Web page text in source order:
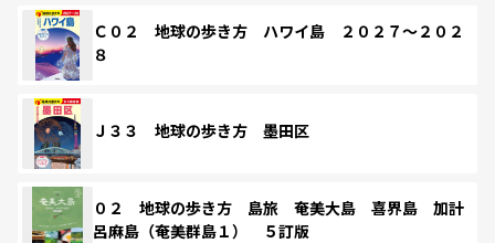
Ｃ０２ 地球の歩き方 ハワイ島 ２０２７～２０２
８
Ｊ３３ 地球の歩き方 墨田区
０２ 地球の歩き方 島旅 奄美大島 喜界島 加計
呂麻島（奄美群島１） ５訂版